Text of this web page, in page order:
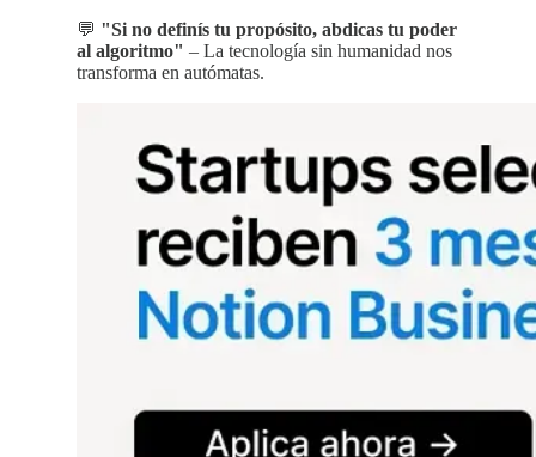
💬 "Si no definís tu propósito, abdicas tu poder
al algoritmo" – La tecnología sin humanidad nos
transforma en autómatas.